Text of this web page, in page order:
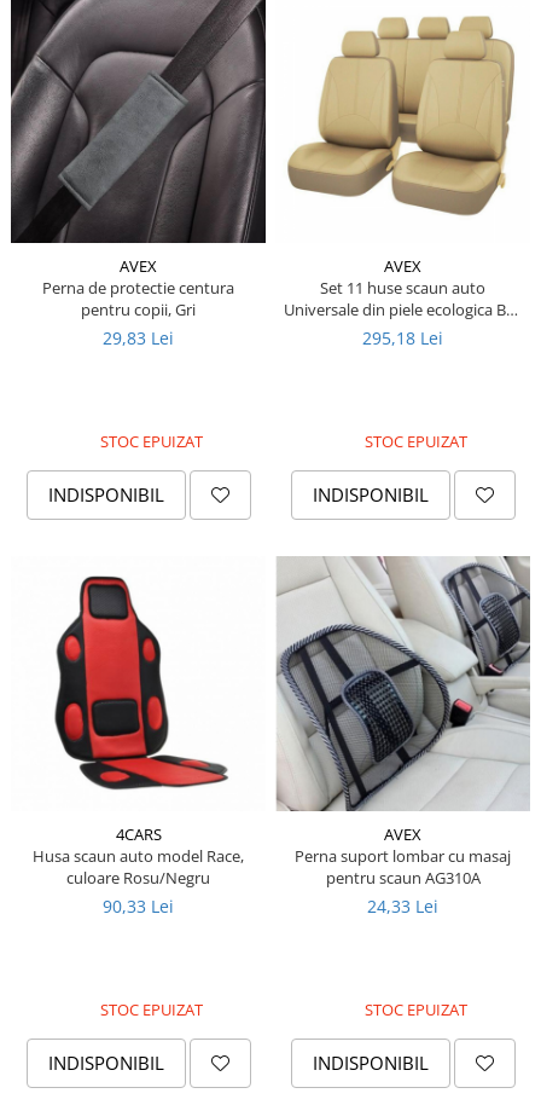
Piese Borgouin
Piese Ceccato
Piese Libra
Piese Marks
Piese Matrot
Piese Pazzaglia
Piese Soilmec
Piese Rubag
Piese Leiber
Piese Sambron
Piese Mecalac
Piese Lissmac
Piese Heli
Piese Bourgouin
Piese Mosa
Piese Albaret
Piese Welte
Piese Schopf
Piese Ruethemeyer
Piese Rotair
Piese Mahler
AVEX
Perna de protectie centura
pentru copii, Gri
29,83 Lei
STOC EPUIZAT
INDISPONIBIL
AVEX
Set 11 huse scaun auto
Universale din piele ecologica Bej,
AG338F
295,18 Lei
STOC EPUIZAT
INDISPONIBIL
4CARS
Husa scaun auto model Race,
culoare Rosu/Negru
90,33 Lei
STOC EPUIZAT
INDISPONIBIL
AVEX
Perna suport lombar cu masaj
pentru scaun AG310A
24,33 Lei
STOC EPUIZAT
INDISPONIBIL